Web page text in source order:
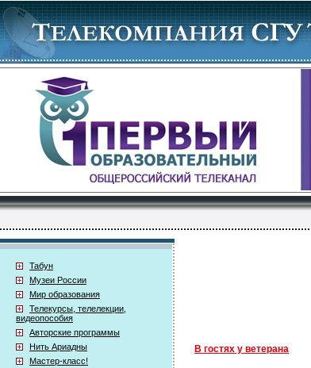
Табун
Музеи России
Мир образования
Телекурсы, телелекции,
видеопособия
Авторские программы
Нить Ариадны
Мастер-класс!
В гостях у ветерана